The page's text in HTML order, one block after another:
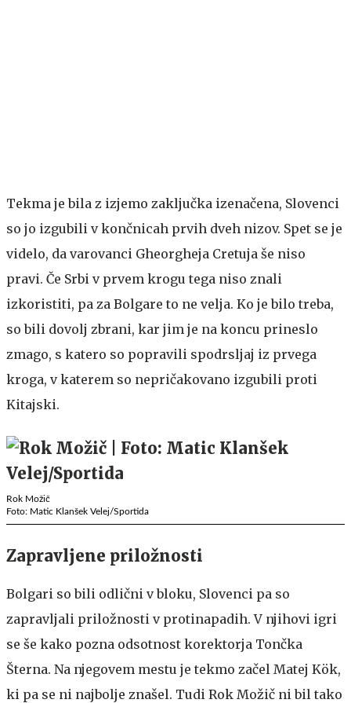
Tekma je bila z izjemo zaključka izenačena, Slovenci
so jo izgubili v končnicah prvih dveh nizov. Spet se je
videlo, da varovanci Gheorgheja Cretuja še niso
pravi. Če Srbi v prvem krogu tega niso znali
izkoristiti, pa za Bolgare to ne velja. Ko je bilo treba,
so bili dovolj zbrani, kar jim je na koncu prineslo
zmago, s katero so popravili spodrsljaj iz prvega
kroga, v katerem so nepričakovano izgubili proti
Kitajski.
Rok Možič
Foto: Matic Klanšek Velej/Sportida
Zapravljene priložnosti
Bolgari so bili odlični v bloku, Slovenci pa so
zapravljali priložnosti v protinapadih. V njihovi igri
se še kako pozna odsotnost korektorja Tončka
Šterna. Na njegovem mestu je tekmo začel Matej Kök,
ki pa se ni najbolje znašel. Tudi Rok Možič ni bil tako